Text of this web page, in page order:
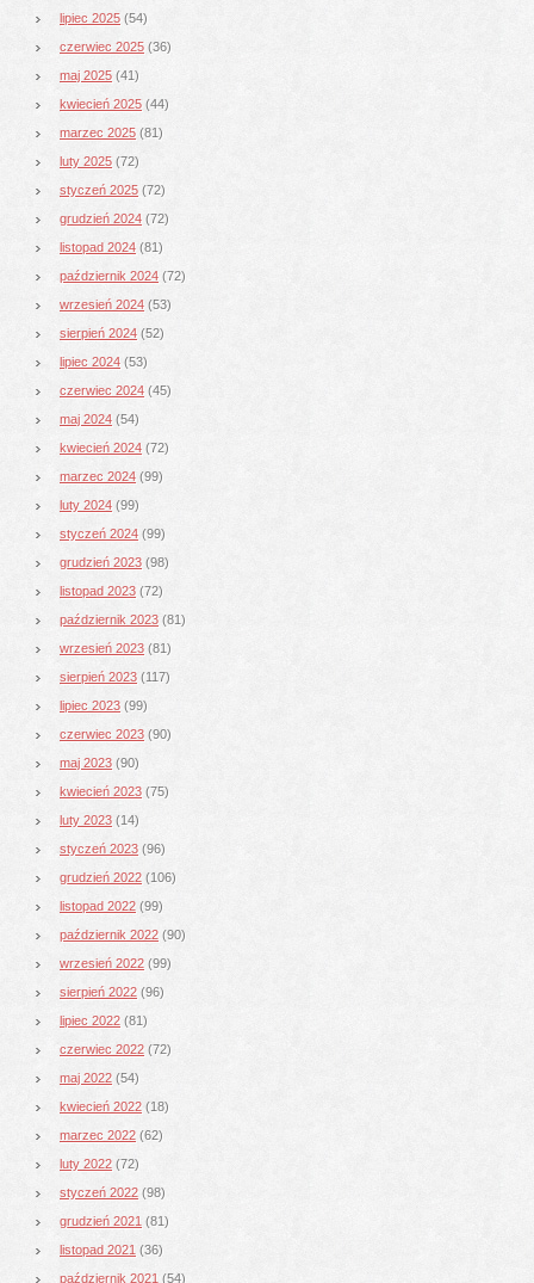
lipiec 2025 (54)
czerwiec 2025 (36)
maj 2025 (41)
kwiecień 2025 (44)
marzec 2025 (81)
luty 2025 (72)
styczeń 2025 (72)
grudzień 2024 (72)
listopad 2024 (81)
październik 2024 (72)
wrzesień 2024 (53)
sierpień 2024 (52)
lipiec 2024 (53)
czerwiec 2024 (45)
maj 2024 (54)
kwiecień 2024 (72)
marzec 2024 (99)
luty 2024 (99)
styczeń 2024 (99)
grudzień 2023 (98)
listopad 2023 (72)
październik 2023 (81)
wrzesień 2023 (81)
sierpień 2023 (117)
lipiec 2023 (99)
czerwiec 2023 (90)
maj 2023 (90)
kwiecień 2023 (75)
luty 2023 (14)
styczeń 2023 (96)
grudzień 2022 (106)
listopad 2022 (99)
październik 2022 (90)
wrzesień 2022 (99)
sierpień 2022 (96)
lipiec 2022 (81)
czerwiec 2022 (72)
maj 2022 (54)
kwiecień 2022 (18)
marzec 2022 (62)
luty 2022 (72)
styczeń 2022 (98)
grudzień 2021 (81)
listopad 2021 (36)
październik 2021 (54)